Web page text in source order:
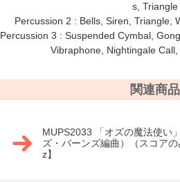
s, Triangle
Percussion 2 : Bells, Siren, Triangle,
Percussion 3 : Suspended Cymbal,
Vibraphone, Nightingale
関連商品
MUPS2033 「オズの魔法使い
ズ・バーンズ編曲）（スコア
z】